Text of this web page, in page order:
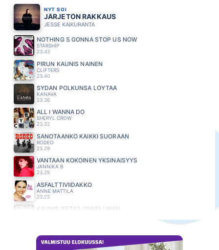
NYT SOI
JÄRJETÖN RAKKAUS
JESSE KAIKURANTA
NOTHING S GONNA STOP US NOW
STARSHIP
23.43
PIRUN KAUNIS NAINEN
CLIFTERS
23.40
SYDÄN POLKUNSA LÖYTÄÄ
KANAVA
23.36
ALL I WANNA DO
SHERYL CROW
23.32
SANOTAANKO KAIKKI SUORAAN
RODEO
23.29
VANTAAN KOKOINEN YKSINÄISYYS
JANNIKA B
23.25
ASFALTTIVIIDAKKO
ANNE MATTILA
23.22
KAUNIS RIETAS ONNELLINEN
ANNELI SAARISTO
23.14